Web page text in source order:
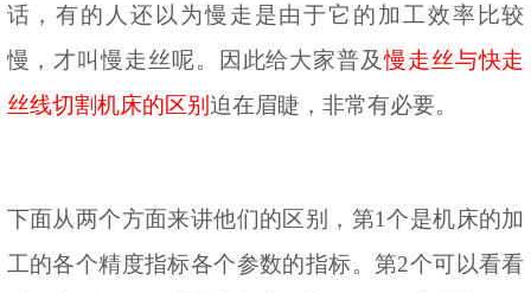
话，有的人还以为慢走是由于它的加工效率比较
慢，才叫慢走丝呢。因此给大家普及慢走丝与快走
丝线切割机床的区别 迫在眉睫，非常有必要。
下面从两个方面来讲他们的区别，第1个是机床的加
工的各个精度指标各个参数的指标。第2个可以看看